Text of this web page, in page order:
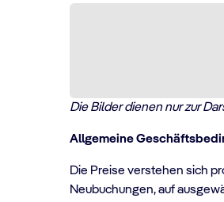
Die Bilder dienen nur zur
Allgemeine
Die Preise verstehen sich
Neubuchungen, auf